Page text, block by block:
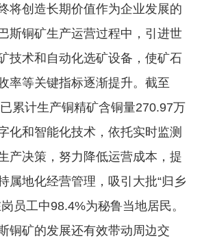
将创造长期价值作为企业发展的
斯铜矿生产运营过程中，引进世
技术和自动化选矿设备，使矿石
率等关键指标逐渐提升。截至
累计生产铜精矿含铜量270.97万
化和智能化技术，依托实时监测
产决策，努力降低运营成本，提
属地化经营管理，吸引大批“归乡
员工中98.4%为秘鲁当地居民。
铜矿的发展还有效带动周边交